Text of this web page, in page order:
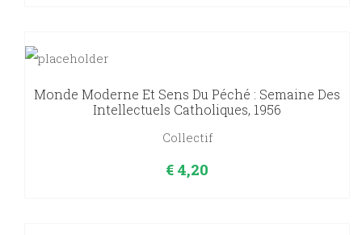
Monde Moderne Et Sens Du Péché : Semaine Des
Intellectuels Catholiques, 1956
Collectif
€ 4,20